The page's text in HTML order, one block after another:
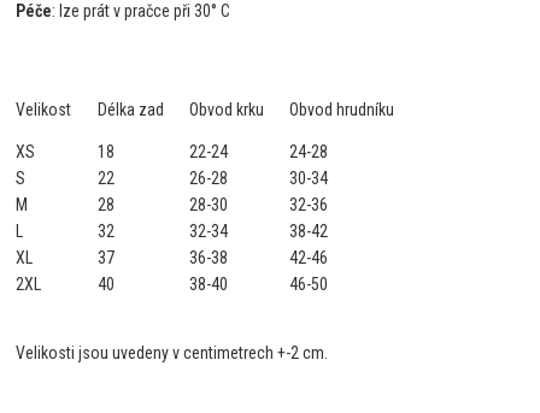
Péče: lze prát v pračce při 30° C
Velikost Délka zad Obvod krku Obvod hrudníku
XS 18 22-24
24-28
S
22 26-28
30-34
M
28 28-30
32-36
32 32-34
38-42
XL
37 36-38
42-46
2XL
40 38-40 46-50
Velikosti jsou uvedeny v centimetrech +-2 cm.